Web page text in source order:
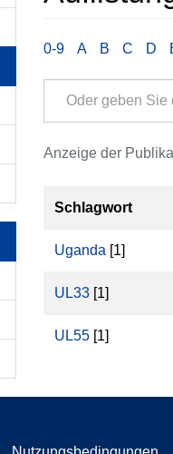
0-9 A B C D
Anzeige der
Schlagwort
Uganda [1]
UL33 [1]
UL55 [1]